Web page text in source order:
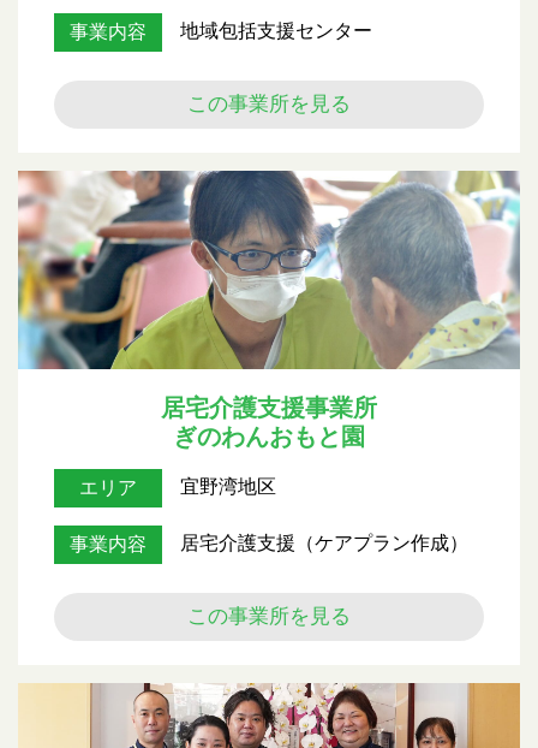
事業内容 地域包括支援センター
この事業所を見る
居宅介護支援事業所
ぎのわんおもと園
エリア 宜野湾地区
事業内容 居宅介護支援（ケアプラン作成）
この事業所を見る